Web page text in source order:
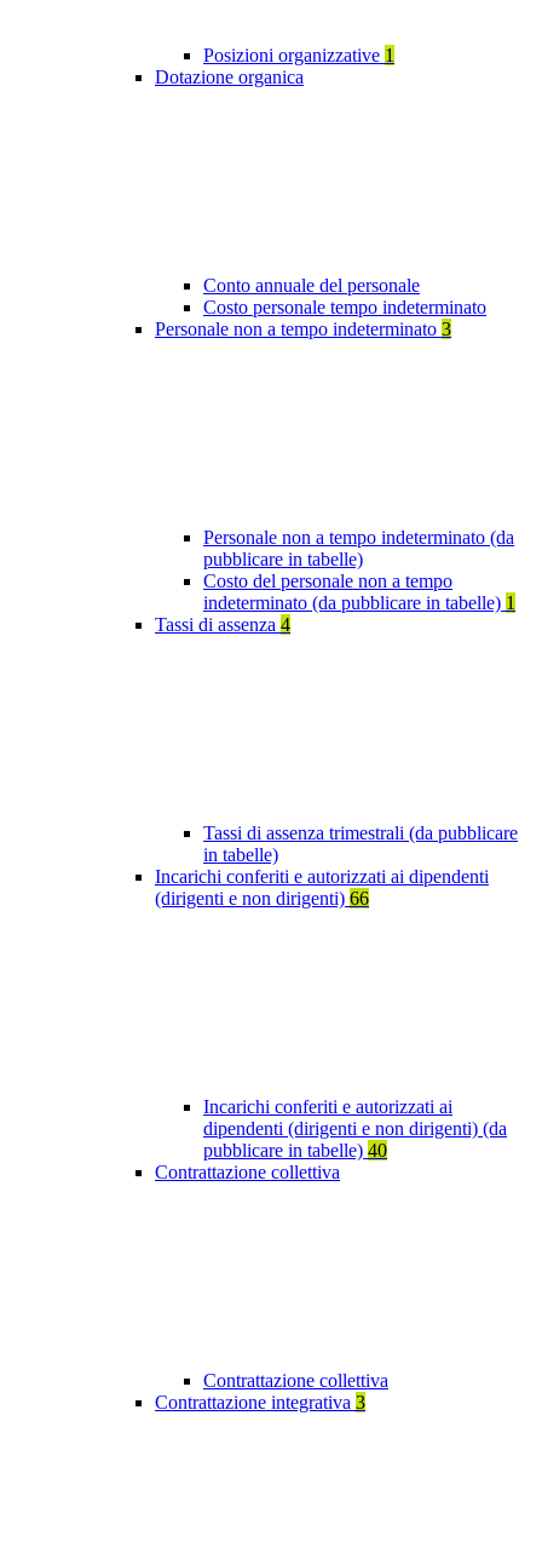
Posizioni organizzative 1
Dotazione organica
Conto annuale del personale
Costo personale tempo indeterminato
Personale non a tempo indeterminato 3
Personale non a tempo indeterminato (da
pubblicare in tabelle)
Costo del personale non a tempo
indeterminato (da pubblicare in tabelle) 1
Tassi di assenza 4
Tassi di assenza trimestrali (da pubblicare
in tabelle)
Incarichi conferiti e autorizzati ai dipendenti
(dirigenti e non dirigenti) 66
Incarichi conferiti e autorizzati ai
dipendenti (dirigenti e non dirigenti) (da
pubblicare in tabelle) 40
Contrattazione collettiva
Contrattazione collettiva
Contrattazione integrativa 3